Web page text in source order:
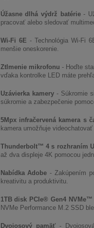
Úžasne dlhá výdrž batérie-
pracovať alebo sledovať
Wi-Fi 6E - Technológia Wi-Fi
menšie oneskorenie.
Ztlmenie mikrofonu - Hoďte
vďaka kontrolke LED máte
Uzávierka kamery- Súkromie
súkromie a zabezpečenie
5Mpx infračervená kamera s
kamera umožňuje
Thunderbolt™ 4 s rozhraním
až dva displeje 4K pomocou
Nabídka Adobe - Zakúpením
kreativitu a produktivitu.
1TB disk PCIe® Gen4
NVMe Performance M.2 SSD
Dvojosový pamäť-